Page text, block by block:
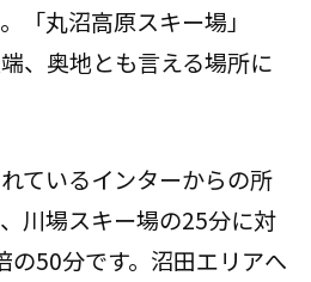
「丸沼高原スキー場」
、奥地とも言える場所に
ているインターからの所
川場スキー場の25分に対
の50分です。沼田エリアへ